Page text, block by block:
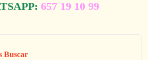
657 19 10 99
Buscar